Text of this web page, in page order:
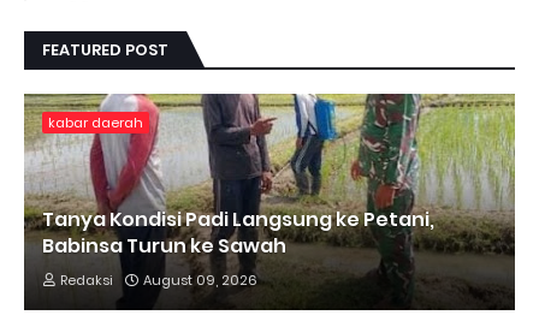
FEATURED POST
kabar daerah
Tanya Kondisi Padi Langsung ke Petani,
Babinsa Turun ke Sawah
Redaksi August 09, 2026